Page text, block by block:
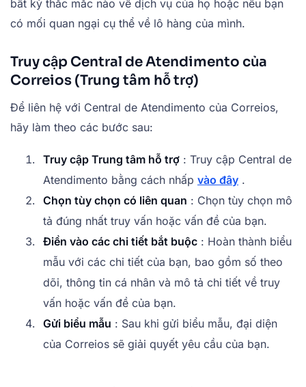
bất kỳ thắc mắc nào về dịch vụ của họ hoặc nếu bạn
có mối quan ngại cụ thể về lô hàng của mình.
Truy cập Central de Atendimento của
Correios (Trung tâm hỗ trợ)
Để liên hệ với Central de Atendimento của Correios,
hãy làm theo các bước sau:
Truy cập Trung tâm hỗ trợ : Truy cập Central de
Atendimento bằng cách nhấp vào đây .
Chọn tùy chọn có liên quan : Chọn tùy chọn mô
tả đúng nhất truy vấn hoặc vấn đề của bạn.
Điền vào các chi tiết bắt buộc : Hoàn thành biểu
mẫu với các chi tiết của bạn, bao gồm số theo
dõi, thông tin cá nhân và mô tả chi tiết về truy
vấn hoặc vấn đề của bạn.
Gửi biểu mẫu : Sau khi gửi biểu mẫu, đại diện
của Correios sẽ giải quyết yêu cầu của bạn.